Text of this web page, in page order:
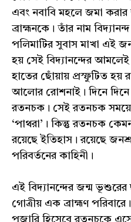
এবং নবাবি মহলে জমা
ব্রাহ্মনকে। তাঁর নাম
পলিমাটির সুবাস মাখা এই
হয় সেই বিদ্যানন্দের
হাতের ছোঁয়ায় প্রস্ফুটিত হয়
আলোর রোশনাই। দিনে
রতনচক। সেই রতনচক
‘পাথরা’। কিন্তু রতনচক
রয়েছে ইতিহাস। রয়েছে
পরিবর্তনের কাহিনী।
এই বিদ্যানন্দের জন্ম
গোত্রীয় এক ব্রাহ্মণ
পূজারি হিসেবে রতনচকে